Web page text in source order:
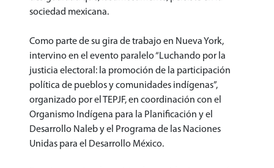
sociedad mexicana.
Como parte de su gira de trabajo en Nueva York,
intervino en el evento paralelo “Luchando por la
justicia electoral: la promoción de la participación
política de pueblos y comunidades indígenas”,
organizado por el TEPJF, en coordinación con el
Organismo Indígena para la Planificación y el
Desarrollo Naleb y el Programa de las Naciones
Unidas para el Desarrollo México.